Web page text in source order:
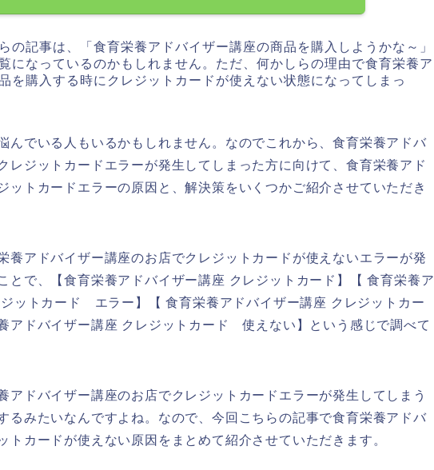
の記事は、「食育栄養アドバイザー講座の商品を購入しようかな～」
になっているのかもしれません。ただ、何かしらの理由で食育栄養ア
を購入する時にクレジットカードが使えない状態になってしまっ
んでいる人もいるかもしれません。なのでこれから、食育栄養アドバ
レジットカードエラーが発生してしまった方に向けて、食育栄養アド
ットカードエラーの原因と、解決策をいくつかご紹介させていただき
養アドバイザー講座のお店でクレジットカードが使えないエラーが発
とで、【食育栄養アドバイザー講座 クレジットカード】【 食育栄養ア
ジットカード エラー】【 食育栄養アドバイザー講座 クレジットカー
アドバイザー講座 クレジットカード 使えない】という感じで調べて
アドバイザー講座のお店でクレジットカードエラーが発生してしまう
るみたいなんですよね。なので、今回こちらの記事で食育栄養アドバ
トカードが使えない原因をまとめて紹介させていただきます。